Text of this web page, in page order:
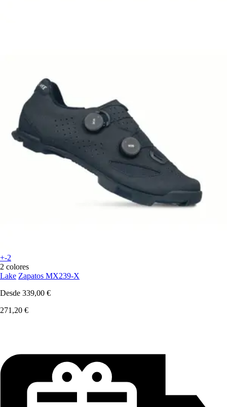
+-2
2 colores
Lake Zapatos MX239-X
Desde 339,00 €
271,20 €